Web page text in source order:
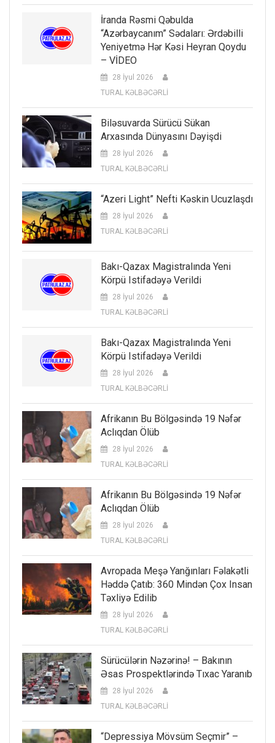
İranda Rəsmi Qəbulda
“Azərbaycanım” Sədaları: Ərdəbilli
Yeniyetmə Hər Kəsi Heyran Qoydu
– VİDEO
28 İyul 2026
TURAL KƏLBƏCƏRLİ
Biləsuvarda Sürücü Sükan
Arxasında Dünyasını Dəyişdi
28 İyul 2026
TURAL KƏLBƏCƏRLİ
“Azeri Light” Nefti Kəskin Ucuzlaşdı
28 İyul 2026
TURAL KƏLBƏCƏRLİ
Bakı-Qazax Magistralında Yeni
Körpü Istifadəyə Verildi
28 İyul 2026
TURAL KƏLBƏCƏRLİ
Bakı-Qazax Magistralında Yeni
Körpü Istifadəyə Verildi
28 İyul 2026
TURAL KƏLBƏCƏRLİ
Afrikanın Bu Bölgəsində 19 Nəfər
Aclıqdan Ölüb
28 İyul 2026
TURAL KƏLBƏCƏRLİ
Afrikanın Bu Bölgəsində 19 Nəfər
Aclıqdan Ölüb
28 İyul 2026
TURAL KƏLBƏCƏRLİ
Avropada Meşə Yanğınları Fəlakətli
Həddə Çatıb: 360 Mindən Çox Insan
Təxliyə Edilib
28 İyul 2026
TURAL KƏLBƏCƏRLİ
Sürücülərin Nəzərinə! – Bakının
Əsas Prospektlərində Tıxac Yaranıb
28 İyul 2026
TURAL KƏLBƏCƏRLİ
“Depressiya Mövsüm Seçmir” –